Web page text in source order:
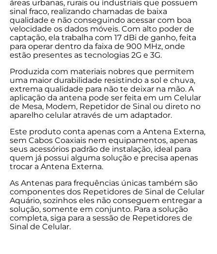
áreas urbanas, rurais ou industriais que possuem
sinal fraco, realizando chamadas de baixa
qualidade e não conseguindo acessar com boa
velocidade os dados móveis. Com alto poder de
captação, ela trabalha com 17 dBi de ganho, feita
para operar dentro da faixa de 900 MHz, onde
estão presentes as tecnologias 2G e 3G.
Produzida com materiais nobres que permitem
uma maior durabilidade resistindo a sol e chuva,
extrema qualidade para não te deixar na mão. A
aplicação da antena pode ser feita em um Celular
de Mesa, Modem, Repetidor de Sinal ou direto no
aparelho celular através de um adaptador.
Este produto conta apenas com a Antena Externa,
sem Cabos Coaxiais nem equipamentos, apenas
seus acessórios padrão de instalação, ideal para
quem já possui alguma solução e precisa apenas
trocar a Antena Externa.
As Antenas para frequências únicas também são
componentes dos Repetidores de Sinal de Celular
Aquário, sozinhos eles não conseguem entregar a
solução, somente em conjunto. Para a solução
completa, siga para a sessão de Repetidores de
Sinal de Celular.